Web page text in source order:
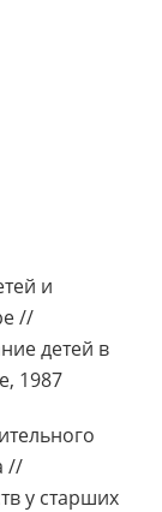
и
//
детей в
1987
//
у старших